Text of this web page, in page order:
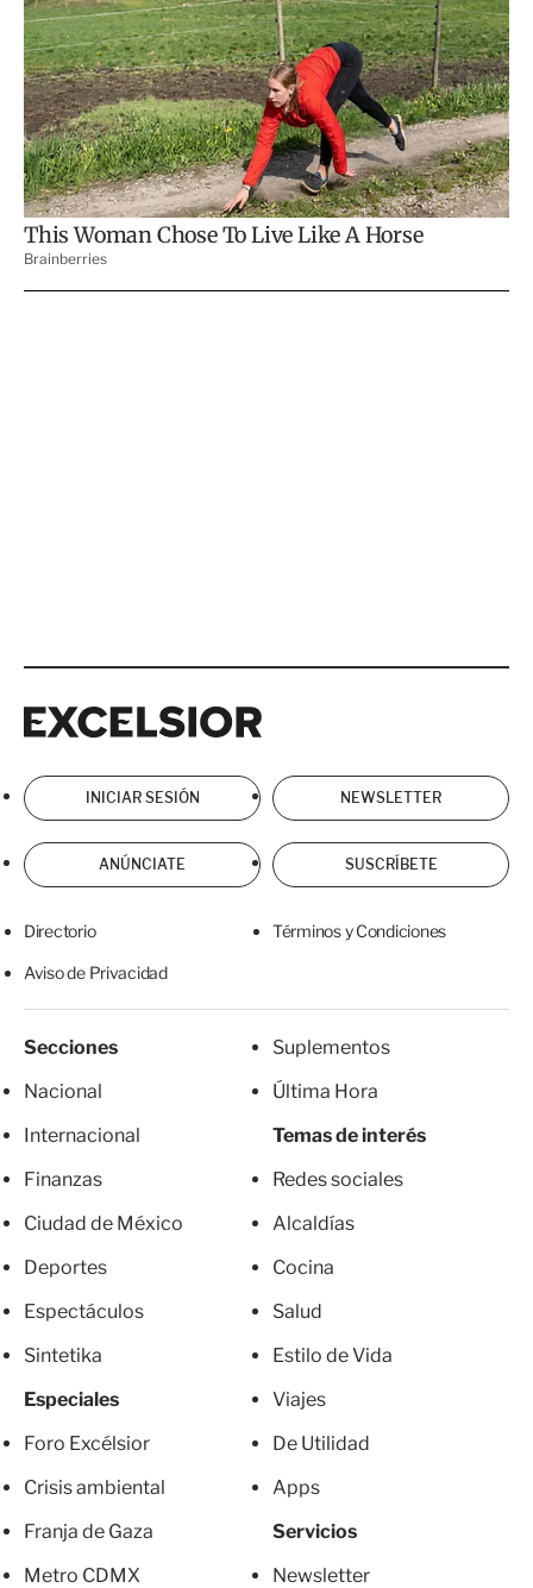
INICIAR SESIÓN NEWSLETTER
ANÚNCIATE SUSCRÍBETE
Directorio Términos y Condiciones
Aviso de Privacidad
Secciones
Nacional
Internacional
Finanzas
Ciudad de México
Deportes
Espectáculos
Sintetika
Especiales
Foro Excélsior
Crisis ambiental
Franja de Gaza
Metro CDMX
Suplementos
Última Hora
Temas de interés
Redes sociales
Alcaldías
Cocina
Salud
Estilo de Vida
Viajes
De Utilidad
Apps
Servicios
Newsletter